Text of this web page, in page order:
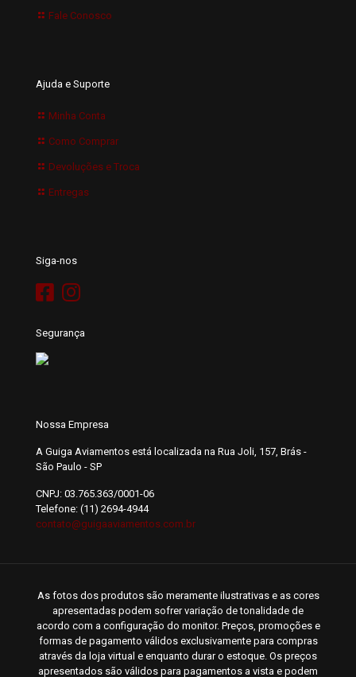
Fale Conosco
Ajuda e Suporte
Minha Conta
Como Comprar
Devoluções e Troca
Entregas
Siga-nos
Segurança
Nossa Empresa
A Guiga Aviamentos está localizada na Rua Joli, 157, Brás -
São Paulo - SP
CNPJ: 03.765.363/0001-06
Telefone: (11) 2694-4944
contato@guigaaviamentos.com.br
As fotos dos produtos são meramente ilustrativas e as cores
apresentadas podem sofrer variação de tonalidade de
acordo com a configuração do monitor. Preços, promoções e
formas de pagamento válidos exclusivamente para compras
através da loja virtual e enquanto durar o estoque. Os preços
apresentados são válidos para pagamentos a vista e podem